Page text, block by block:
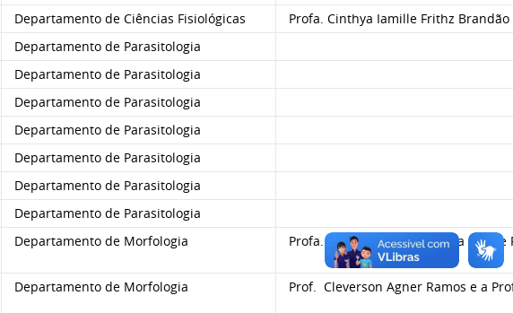
Departamento de Ciências Fisiológicas
Profa. Cinthya Iamille Frithz
Departamento de Parasitologia
Departamento de Parasitologia
Departamento de Parasitologia
Departamento de Parasitologia
Departamento de Parasitologia
Departamento de Parasitologia
Departamento de Parasitologia
Departamento de Morfologia Profa. Grazyelle Sebrenski da Silva
Departamento de Morfologia Prof. Cleverson Agner Ramos e a